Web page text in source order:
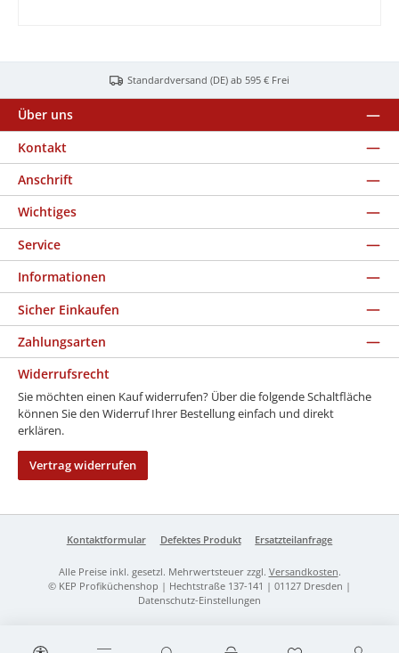
Standardversand (DE) ab 595 € Frei
Über uns
Kontakt
Anschrift
Wichtiges
Service
Informationen
Sicher Einkaufen
Zahlungsarten
Widerrufsrecht
Sie möchten einen Kauf widerrufen? Über die folgende Schaltfläche
können Sie den Widerruf Ihrer Bestellung einfach und direkt
erklären.
Vertrag widerrufen
Kontaktformular Defektes Produkt Ersatzteilanfrage
Alle Preise inkl. gesetzl. Mehrwertsteuer zzgl. Versandkosten.
© KEP Profiküchenshop | Hechtstraße 137-141 | 01127 Dresden |
Datenschutz-Einstellungen